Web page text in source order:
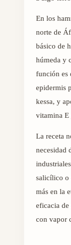
En los
norte de
básico de
húmeda y
función es
epidermis
kessa, y
vitamina E
La receta
necesidad
salicílico o
más en la
eficacia de
con vapor